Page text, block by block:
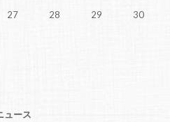
27 28 29
30
ュース